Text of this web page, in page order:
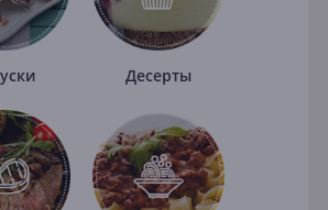
Десерты